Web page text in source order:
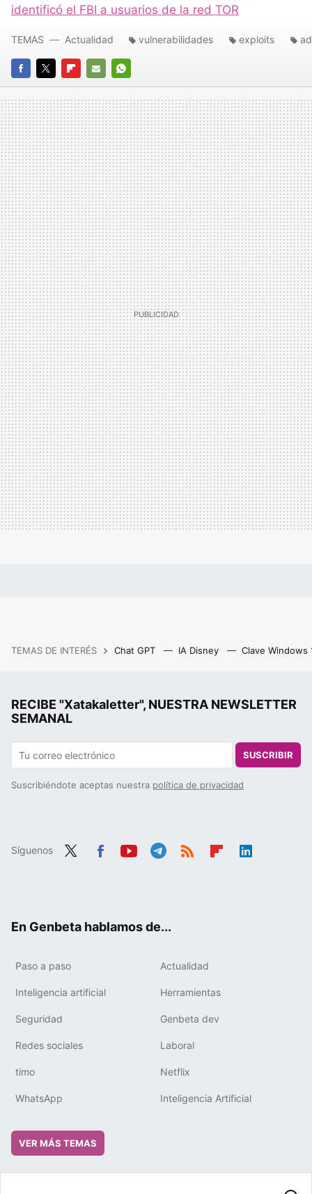
identificó el FBI a usuarios de la red TOR
FACEBOOK
TWITTERFLIPBOARD
E-
MAIL
WHATSAPP
TEMAS Actualidad vulnerabilidades exploits
TEMAS DE INTERÉS Chat GPT IA Disney Clave Windows
RECIBE "Xatakaletter", NUESTRA NEWSLETTER
SEMANAL
SUSCRIBIR
Suscribiéndote aceptas nuestra política de privacidad
Síguenos
En Genbeta hablamos de...
Paso a paso Actualidad
Inteligencia artificial Herramientas
Seguridad Genbeta dev
Redes sociales Laboral
timo Netflix
WhatsApp Inteligencia Artificial
VER MÁS TEMAS